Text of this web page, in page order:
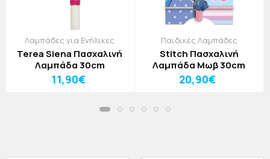
Λαμπάδες για Ενήλικες
Terea Siena Πασχαλινή
Λαμπάδα 30cm
11,90€
Παιδικές Λαμπάδες
Stitch Πασχαλινή
Λαμπάδα Μωβ 30cm
20,90€